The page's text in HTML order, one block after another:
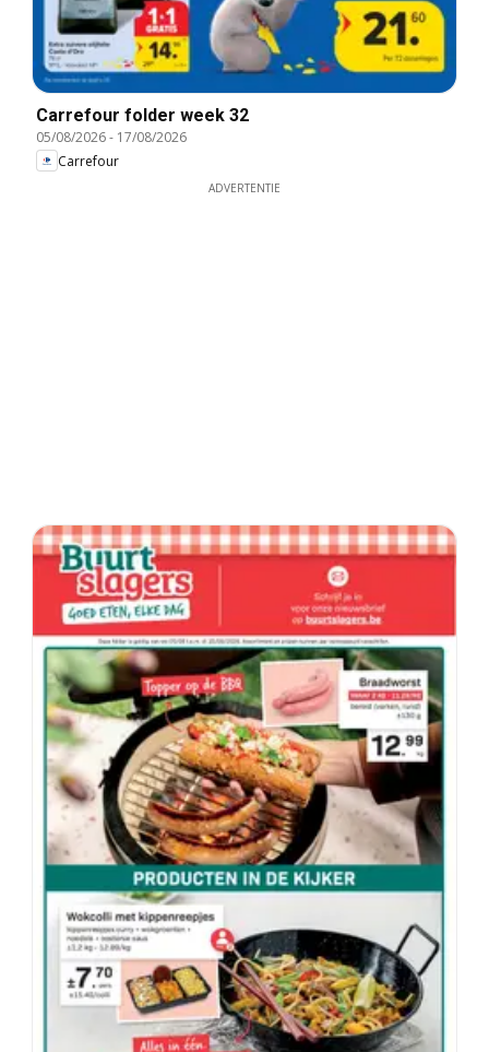
Carrefour folder week 32
05/08/2026- 17/08/2026
Carrefour
ADVERTENTIE